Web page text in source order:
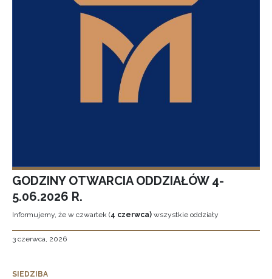
GODZINY OTWARCIA ODDZIAŁÓW 4-
5.06.2026 R.
Informujemy, że w czwartek (4 czerwca) wszystkie oddziały
3 czerwca, 2026
SIEDZIBA